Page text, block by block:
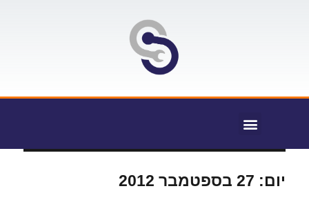
יום: 27 בספטמבר 2012